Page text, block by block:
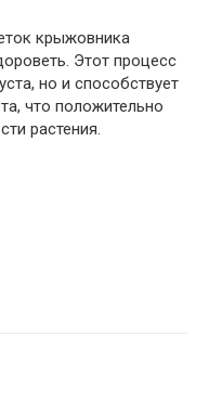
крыжовника
Этот процесс
но и способствует
что положительно
растения.